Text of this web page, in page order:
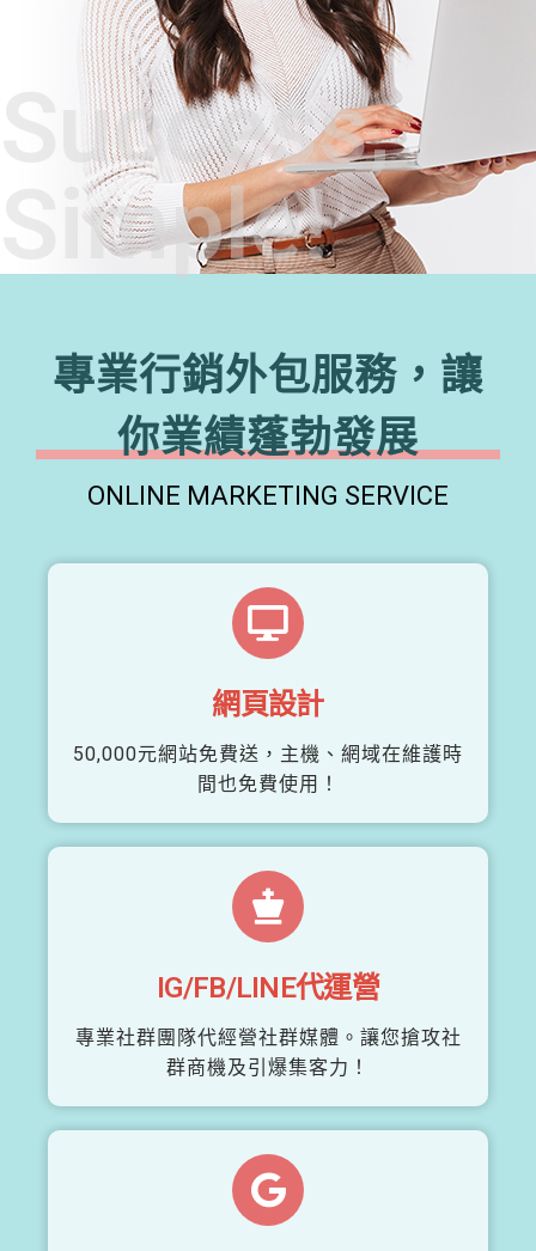
Success,
Simple!
專業行銷外包服務，讓
你業績蓬勃發展
ONLINE MARKETING SERVICE
網頁設計
50,000元網站免費送，主機、網域在維護時
間也免費使用！
IG/FB/LINE代運營
專業社群團隊代經營社群媒體。讓您搶攻社
群商機及引爆集客力！